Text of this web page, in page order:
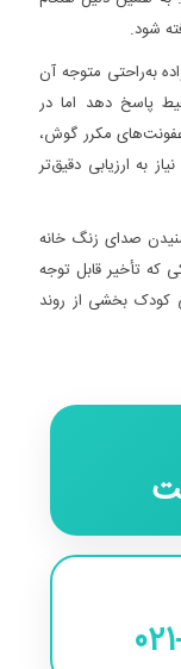
شود.
به‌راحتی متوجه آن
پاسخ دهد اما در
مکرر گوش،
به ارزیابی دقیق‌تر
صدای زنگ خانه
که تأخیر قابل توجه
کودک بخشی از روند